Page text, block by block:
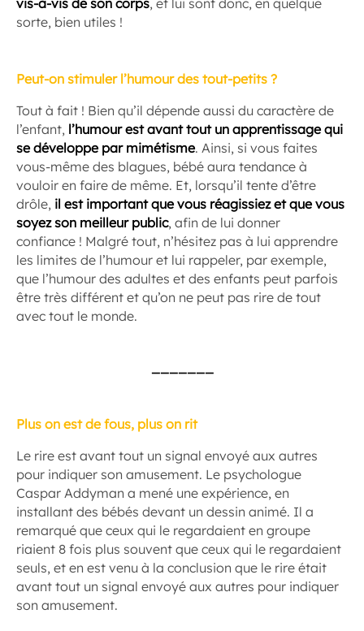
sorte, bien utiles !
Peut-on stimuler l’humour des tout-petits ?
Tout à fait ! Bien qu’il dépende aussi du caractère de
l’enfant, l’humour est avant tout un apprentissage qui
se développe par mimétisme. Ainsi, si vous faites
vous-même des blagues, bébé aura tendance à
vouloir en faire de même. Et, lorsqu’il tente d’être
drôle, il est important que vous réagissiez et que vous
soyez son meilleur public, afin de lui donner
confiance ! Malgré tout, n’hésitez pas à lui apprendre
les limites de l’humour et lui rappeler, par exemple,
que l’humour des adultes et des enfants peut parfois
être très différent et qu’on ne peut pas rire de tout
avec tout le monde.
Plus on est de fous, plus on rit
Le rire est avant tout un signal envoyé aux autres
pour indiquer son amusement. Le psychologue
Caspar Addyman a mené une expérience, en
installant des bébés devant un dessin animé. Il a
remarqué que ceux qui le regardaient en groupe
riaient 8 fois plus souvent que ceux qui le regardaient
seuls, et en est venu à la conclusion que le rire était
avant tout un signal envoyé aux autres pour indiquer
son amusement.